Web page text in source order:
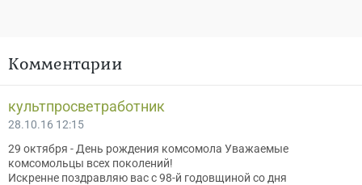
Комментарии
культпросветработник
28.10.16 12:15
29 октября - День рождения комсомола Уважаемые
комсомольцы всех поколений!
Искренне поздравляю вас с 98-й годовщиной со дня